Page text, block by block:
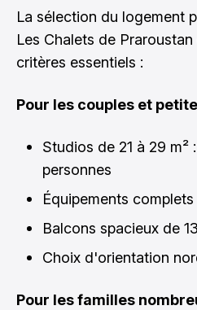
La sélection du logement
Les Chalets de
critères essentiels :
Pour les couples et
Studios de 21 à 29 m²
personnes
Équipements
Balcons spacieux de
Choix d'orientation
Pour les familles